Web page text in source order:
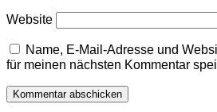
Website
Name, E-Mail-Adresse und
für meinen nächsten Kommentar